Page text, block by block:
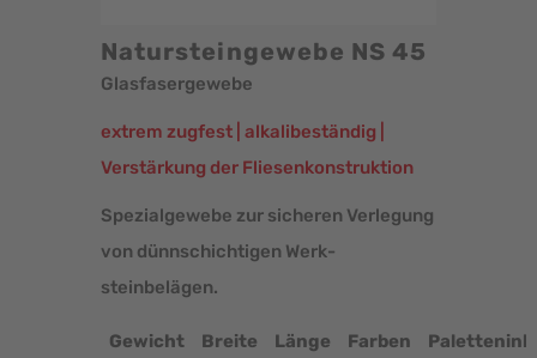
Natursteingewebe NS 45
Glasfasergewebe
extrem zugfest | alkalibeständig |
Verstärkung der Fliesenkonstruktion
Spezialgewebe zur sicheren Verlegung
von dünnschichtigen Werk­
steinbelägen.
Gewicht Breite Länge Farben